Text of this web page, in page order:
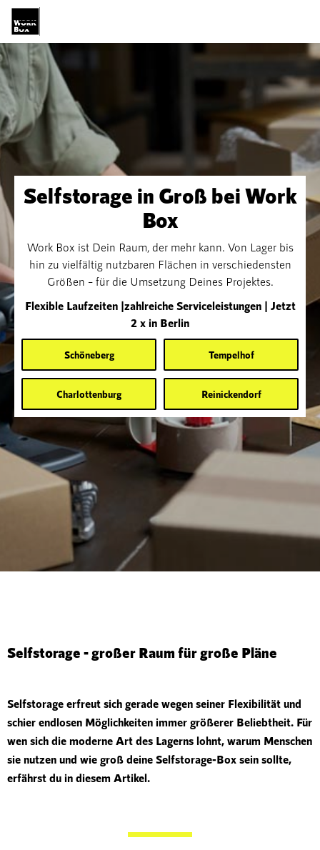

Selfstorage in Groß bei Work
Box
Work Box ist Dein Raum, der mehr kann. Von Lager bis
hin zu vielfältig nutzbaren Flächen in verschiedensten
Größen – für die Umsetzung Deines Projektes.
Flexible Laufzeiten |zahlreiche Serviceleistungen | Jetzt
2 x in Berlin
Schöneberg Tempelhof
Charlottenburg Reinickendorf
Selfstorage - großer Raum für große Pläne
Selfstorage erfreut sich gerade wegen seiner Flexibilität und
schier endlosen Möglichkeiten immer größerer Beliebtheit. Für
wen sich die moderne Art des Lagerns lohnt, warum Menschen
sie nutzen und wie groß deine Selfstorage-Box sein sollte,
erfährst du in diesem Artikel.